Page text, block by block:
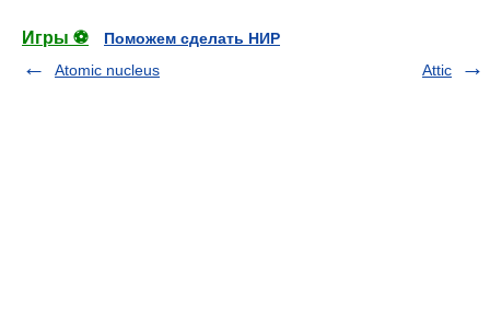
Игры ⚽
Поможем сделать НИР
Atomic nucleus
Attic